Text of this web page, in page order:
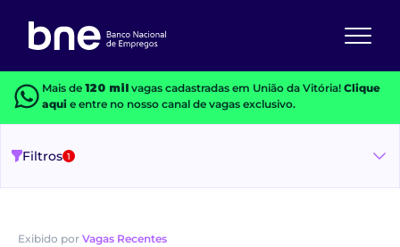
Mais de 120 milvagas cadastradas em União da Vitória! Clique
aquie entre no nosso canal de vagas exclusivo.
Filtros 1
Exibido por Vagas Recentes